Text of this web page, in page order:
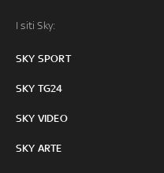
I siti Sky:
SKY SPORT
SKY TG24
SKY VIDEO
SKY ARTE